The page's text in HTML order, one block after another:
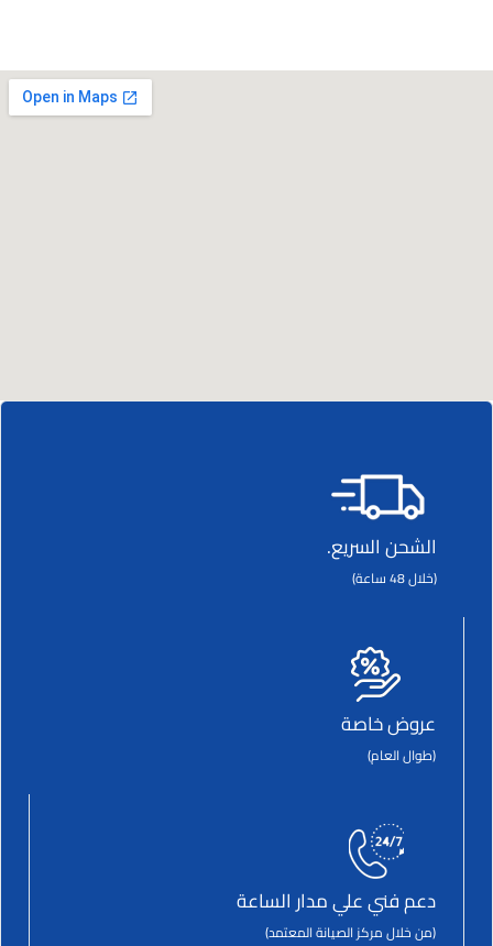
الشحن السريع.
(خلال 48 ساعة)
عروض خاصة
(طوال العام)
دعم فني علي مدار الساعة
(من خلال مركز الصيانة المعتمد)